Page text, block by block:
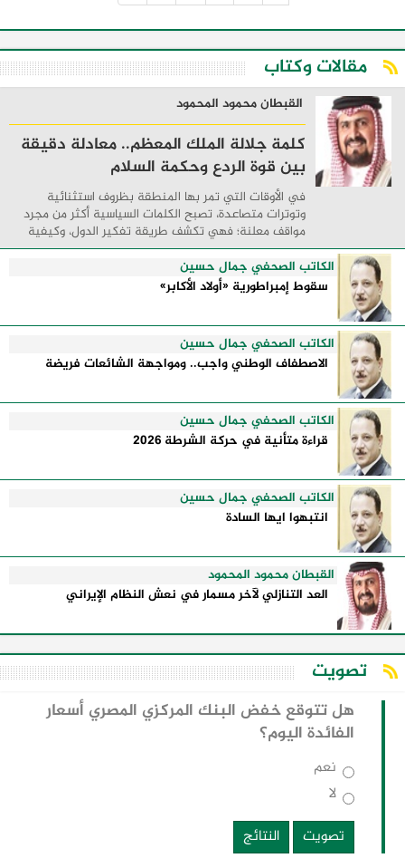
مقالات وكتاب
القبطان محمود المحمود
كلمة جلالة الملك المعظم.. معادلة دقيقة
بين قوة الردع وحكمة السلام
في الأوقات التي تمر بها المنطقة بظروف استثنائية
وتوترات متصاعدة، تصبح الكلمات السياسية أكثر من مجرد
مواقف معلنة؛ فهي تكشف طريقة تفكير الدول، وكيفية
إدارتها للأزمات، والحدود التي تفصل بين القوة ...
الكاتب الصحفي جمال حسين
سقوط إمبراطورية «أولاد الأكابر»
الكاتب الصحفي جمال حسين
الاصطفاف الوطني واجب.. ومواجهة الشائعات فريضة
الكاتب الصحفي جمال حسين
قراءة متأنية في حركة الشرطة 2026
الكاتب الصحفي جمال حسين
انتبهوا ايها السادة
القبطان محمود المحمود
العد التنازلي لآخر مسمار في نعش النظام الإيراني
تصويت
هل تتوقع خفض البنك المركزي المصري أسعار
الفائدة اليوم؟
نعم
لا
تصويت
النتائج